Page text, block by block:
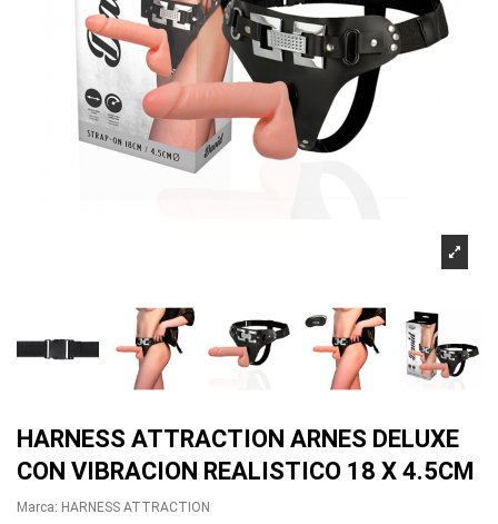
HARNESS ATTRACTION ARNES DELUXE
CON VIBRACION REALISTICO 18 X 4.5CM
Marca: HARNESS ATTRACTION